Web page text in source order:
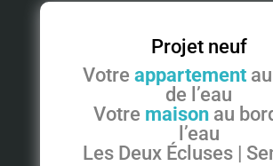
Projet neuf
Votre appartementau
de l’eau
Votre maison au
l’eau
Les Deux Écluses |